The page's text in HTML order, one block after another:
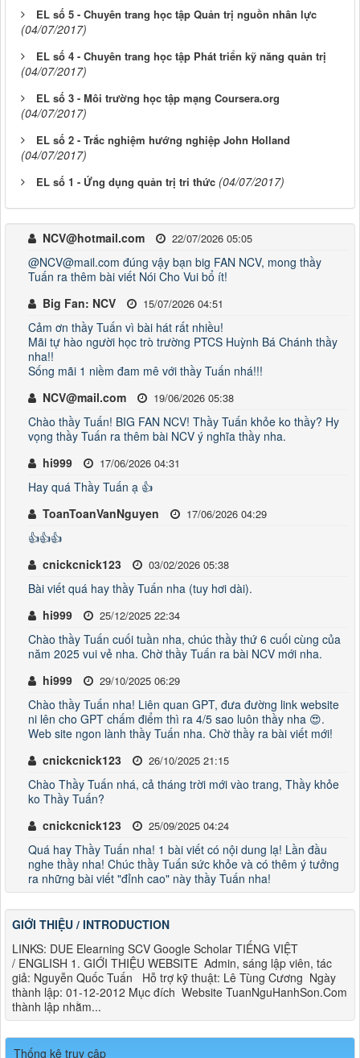
EL số 5 - Chuyên trang học tập Quản trị nguồn nhân lực
(04/07/2017)
EL số 4 - Chuyên trang học tập Phát triển kỹ năng quản trị
(04/07/2017)
EL số 3 - Môi trường học tập mạng Coursera.org
(04/07/2017)
EL số 2 - Trắc nghiệm hướng nghiệp John Holland
(04/07/2017)
EL số 1 - Ứng dụng quản trị tri thức (04/07/2017)
NCV@hotmail.com 22/07/2026 05:05
@NCV@mail.com đúng vậy bạn big FAN NCV, mong thầy
Tuấn ra thêm bài viết Nói Cho Vui bổ ít!
Big Fan: NCV
15/07/2026 04:51
Cảm ơn thầy Tuấn vì bài hát rất nhiều!
Mãi tự hào người học trò trường PTCS Huỳnh Bá Chánh thầy
nha!!
Sống mãi 1 niềm đam mê với thầy Tuấn nhá!!!
NCV@mail.com
19/06/2026 05:38
Chào thầy Tuấn! BIG FAN NCV! Thầy Tuấn khỏe ko thầy? Hy
vọng thầy Tuấn ra thêm bài NCV ý nghĩa thầy nha.
hi999
17/06/2026 04:31
Hay quá Thầy Tuấn ạ 👍
ToanToanVanNguyen
17/06/2026 04:29
👍👍👍
cnickcnick123
03/02/2026 05:38
Bài viết quá hay thầy Tuấn nha (tuy hơi dài).
hi999
25/12/2025 22:34
Chào thầy Tuấn cuối tuần nha, chúc thầy thứ 6 cuối cùng của
năm 2025 vui vẻ nha. Chờ thầy Tuấn ra bài NCV mới nha.
hi999
29/10/2025 06:29
Chào thầy Tuấn nha! Liên quan GPT, đưa đường link website
ni lên cho GPT chấm điểm thì ra 4/5 sao luôn thầy nha 😍.
Web site ngon lành thầy Tuấn nha. Chờ thầy ra bài viết mới!
cnickcnick123
26/10/2025 21:15
Chào Thầy Tuấn nhá, cả tháng trời mới vào trang, Thầy khỏe
ko Thầy Tuấn?
cnickcnick123
25/09/2025 04:24
Quá hay Thầy Tuấn nha! 1 bài viết có nội dung lạ! Lần đầu
nghe thầy nha! Chúc thầy Tuấn sức khỏe và có thêm ý tưởng
ra những bài viết "đỉnh cao" này thầy Tuấn nha!
GIỚI THIỆU / INTRODUCTION
LINKS: DUE Elearning SCV Google Scholar TIẾNG VIỆT
/ ENGLISH 1. GIỚI THIỆU WEBSITE Admin, sáng lập viên, tác
giả: Nguyễn Quốc Tuấn Hỗ trợ kỹ thuật: Lê Tùng Cương Ngày
thành lập: 01-12-2012 Mục đích Website TuanNguHanhSon.Com
thành lập nhằm...
Thống kê truy cập